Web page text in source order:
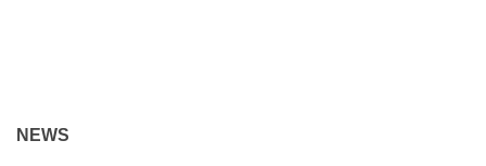
NEWS